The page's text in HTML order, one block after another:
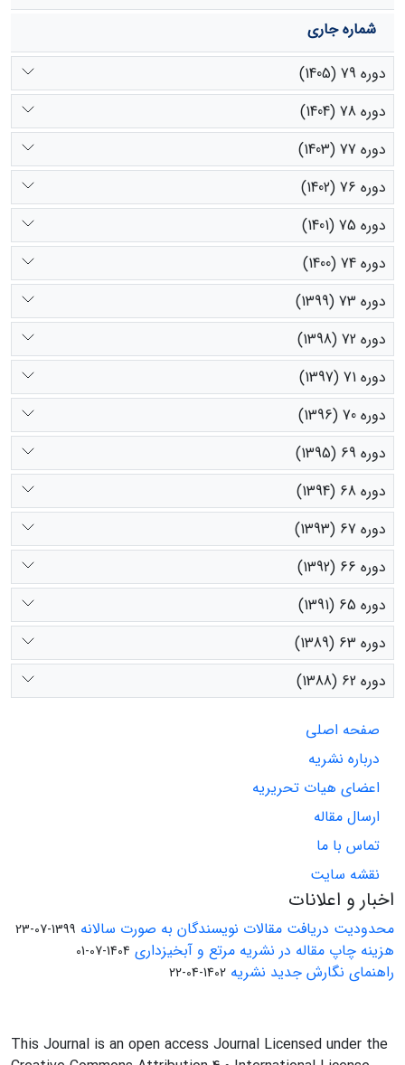
شماره جاری
دوره 79 (1405)
دوره 78 (1404)
دوره 77 (1403)
دوره 76 (1402)
دوره 75 (1401)
دوره 74 (1400)
دوره 73 (1399)
دوره 72 (1398)
دوره 71 (1397)
دوره 70 (1396)
دوره 69 (1395)
دوره 68 (1394)
دوره 67 (1393)
دوره 66 (1392)
دوره 65 (1391)
دوره 63 (1389)
دوره 62 (1388)
صفحه اصلی
درباره نشریه
اعضای هیات تحریریه
ارسال مقاله
تماس با ما
نقشه سایت
اخبار و اعلانات
محدودیت دریافت مقالات نویسندگان به صورت سالانه 1399-07-23
هزینه چاپ مقاله در نشریه مرتع و آبخیزداری 1404-07-01
راهنمای نگارش جدید نشریه 1402-04-22
This Journal is an open access Journal Licensed under the